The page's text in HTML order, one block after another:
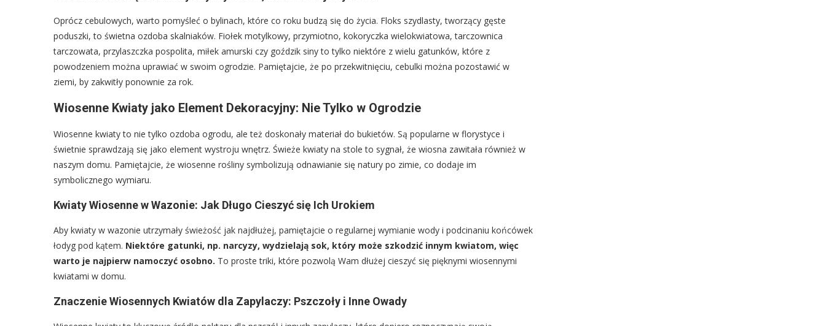
Oprócz cebulowych, warto pomyśleć o bylinach, które co roku budzą się do życia. Floks szydlasty, tworzący gęste
poduszki, to świetna ozdoba skalniaków. Fiołek motylkowy, przymiotno, kokoryczka wielokwiatowa, tarczownica
tarczowata, przylaszczka pospolita, miłek amurski czy goździk siny to tylko niektóre z wielu gatunków, które z
powodzeniem można uprawiać w swoim ogrodzie. Pamiętajcie, że po przekwitnięciu, cebulki można pozostawić w
ziemi, by zakwitły ponownie za rok.
Wiosenne Kwiaty jako Element Dekoracyjny: Nie Tylko w Ogrodzie
Wiosenne kwiaty to nie tylko ozdoba ogrodu, ale też doskonały materiał do bukietów. Są popularne w florystyce i
świetnie sprawdzają się jako element wystroju wnętrz. Świeże kwiaty na stole to sygnał, że wiosna zawitała również w
naszym domu. Pamiętajcie, że wiosenne rośliny symbolizują odnawianie się natury po zimie, co dodaje im
symbolicznego wymiaru.
Kwiaty Wiosenne w Wazonie: Jak Długo Cieszyć się Ich Urokiem
Aby kwiaty w wazonie utrzymały świeżość jak najdłużej, pamiętajcie o regularnej wymianie wody i podcinaniu końcówek
łodyg pod kątem. Niektóre gatunki, np. narcyzy, wydzielają sok, który może szkodzić innym kwiatom, więc
warto je najpierw namoczyć osobno. To proste triki, które pozwolą Wam dłużej cieszyć się pięknymi wiosennymi
kwiatami w domu.
Znaczenie Wiosennych Kwiatów dla Zapylaczy: Pszczoły i Inne Owady